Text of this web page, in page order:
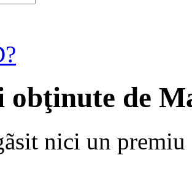
obţinute de
nici un premiu